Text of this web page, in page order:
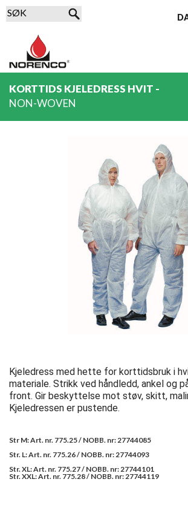
KORTTIDS KJELEDRESS HVIT -
NON-WOVEN
Kjeledress med hette for korttidsbruk i
materiale. Strikk ved håndledd, ankel og
front. Gir beskyttelse mot støv, skitt,
Kjeledressen er pustende.
Str M: Art. nr. 775.25 / NOBB. nr: 27744085
Str. L: Art. nr. 775.26 / NOBB. nr: 27744093
Str. XL: Art. nr. 775.27 / NOBB. nr: 27744101
Str. XXL: Art. nr. 775.28 / NOBB. nr: 27744119